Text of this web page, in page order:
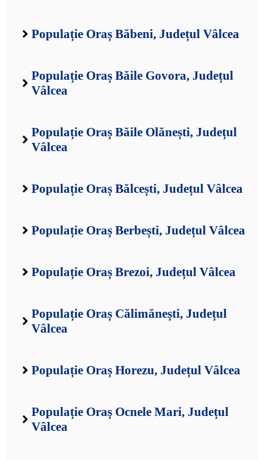
Populație Oraș Băbeni, Județul Vâlcea
Populație Oraș Băile Govora, Județul
Vâlcea
Populație Oraș Băile Olănești, Județul
Vâlcea
Populație Oraș Bălcești, Județul Vâlcea
Populație Oraș Berbești, Județul Vâlcea
Populație Oraș Brezoi, Județul Vâlcea
Populație Oraș Călimănești, Județul
Vâlcea
Populație Oraș Horezu, Județul Vâlcea
Populație Oraș Ocnele Mari, Județul
Vâlcea